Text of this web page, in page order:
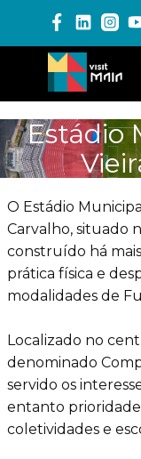
PRODUTOS E
Estádio
O Estádio
Carvalho, situado
construído há
prática física e
modalidades de
Localizado no
denominado
servido os
entanto prioridade
coletividades e